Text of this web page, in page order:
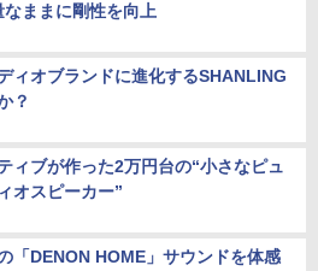
ままに剛性を向上
ィオブランドに進化するSHANLING
？
ィブが作った2万円台の“小さなピュ
オスピーカー”
「DENON HOME」サウンドを体感